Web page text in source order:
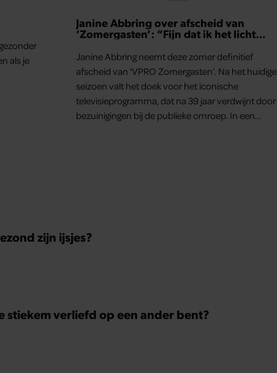
als je
Janine Abbring over afscheid van
‘Zomergasten’: “Fijn dat ik het licht
Janine Abbring neemt deze zomer definitief
afscheid van ‘VPRO Zomergasten’. Na het huidige
seizoen valt het doek voor het iconische
televisieprogramma, dat na 39 jaar verdwijnt door
bezuinigingen bij de publieke omroep. In een
zijn ijsjes?
stiekem verliefd op een ander bent?